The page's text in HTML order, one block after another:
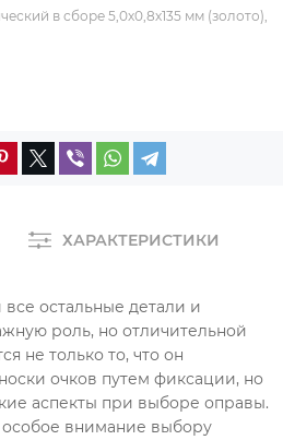
в сборе 5,0х0,8х135 мм (золото),
ХАРАКТЕРИСТИКИ
остальные детали и
роль, но отличительной
не только то, что он
очков путем фиксации, но
аспекты при выборе оправы.
внимание выбору